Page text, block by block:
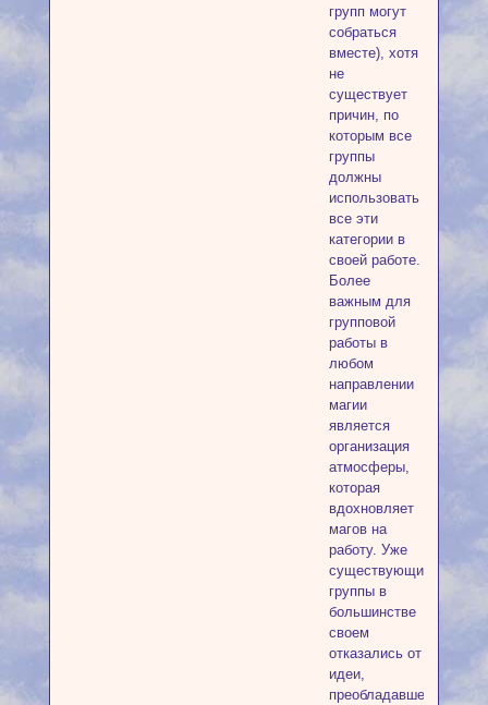
групп могут
собраться
вместе), хотя
не
существует
причин, по
которым все
группы
должны
использовать
все эти
категории в
своей работе.
Более
важным для
групповой
работы в
любом
направлении
магии
является
организация
атмосферы,
которая
вдохновляет
магов на
работу. Уже
существующие
группы в
большинстве
своем
отказались от
идеи,
преобладавшей